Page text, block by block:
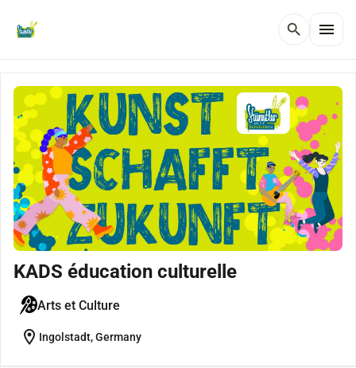
search menu
KADS éducation culturelle
Arts et Culture
location_on Ingolstadt, Germany